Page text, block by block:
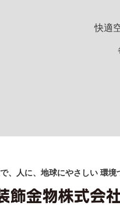
快適
、人に、地球にやさしい 環境